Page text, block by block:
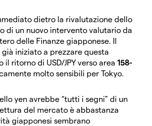
dietro la rivalutazione dello
di un nuovo intervento valutario da
delle Finanze giapponese. Il
iniziato a prezzare questa
il ritorno di USD/JPY verso area 158-
molto sensibili per Tokyo.
yen avrebbe “tutti i segni” di un
del mercato è abbastanza
giapponesi sembrano